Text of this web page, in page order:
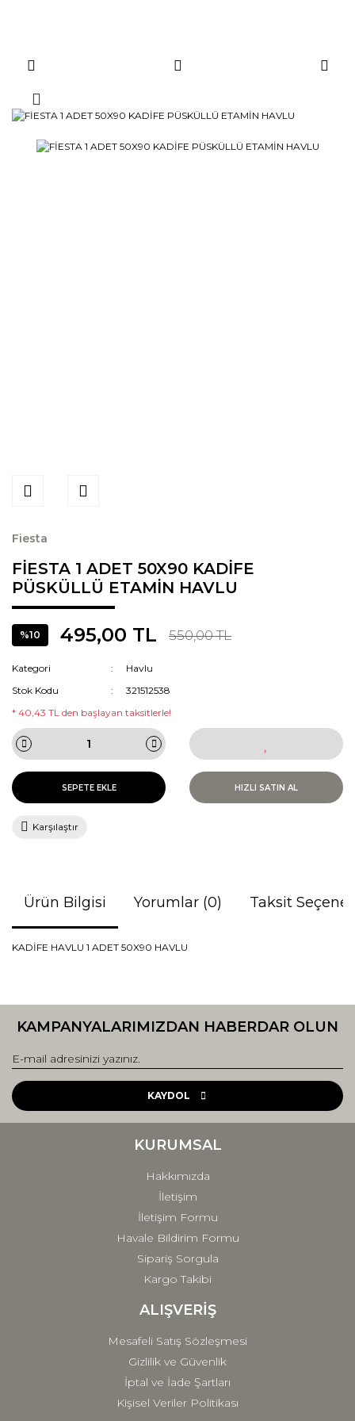
Fiesta
FİESTA 1 ADET 50X90 KADİFE
PÜSKÜLLÜ ETAMİN HAVLU
%10 495,00 TL 550,00 TL
Kategori
Havlu
Stok Kodu
321512538
* 40,43 TL den başlayan taksitlerle!
SEPETE EKLE HIZLI SATIN AL
Karşılaştır
Ürün Bilgisi Yorumlar (0) Taksit
KADİFE HAVLU 1 ADET 50X90 HAVLU
konularda yetersiz gördüğünüz noktaları öneri formunu
Görüş ve önerileriniz için teşekkür ederiz.
Ürün resmi kalitesiz, bozuk veya görüntülenemiyor.
Ürün açıklamasında eksik bilgiler bulunuyor.
Ürün fiyatı diğer sitelerden daha pahalı.
Gönder
KAMPANYALARIMIZDAN HABERDAR OLUN
KAYDOL
KURUMSAL
Hakkımızda
İletişim
İletişim Formu
Havale Bildirim Formu
Sipariş Sorgula
Kargo Takibi
ALIŞVERİŞ
Mesafeli Satış Sözleşmesi
Gizlilik ve Güvenlik
İptal ve İade Şartları
Kişisel Veriler Politikası